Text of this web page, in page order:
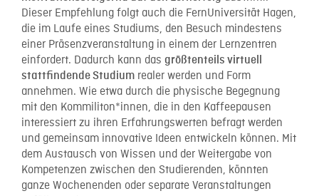
Dieser Empfehlung folgt auch die FernUniversität Hagen,
die im Laufe eines Studiums, den Besuch mindestens
einer Präsenzveranstaltung in einem der Lernzentren
einfordert. Dadurch kann das größtenteils virtuell
stattfindende Studium realer werden und Form
annehmen. Wie etwa durch die physische Begegnung
mit den Kommiliton*innen, die in den Kaffeepausen
interessiert zu ihren Erfahrungswerten befragt werden
und gemeinsam innovative Ideen entwickeln können. Mit
dem Austausch von Wissen und der Weitergabe von
Kompetenzen zwischen den Studierenden, könnten
ganze Wochenenden oder separate Veranstaltungen